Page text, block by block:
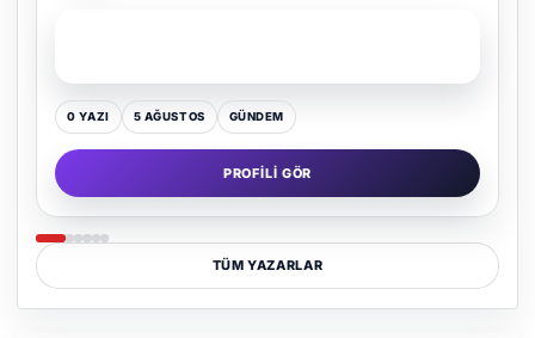
0 YAZI 16 TEMMUZ GÜNDEM
PROFILI GÖR
TÜM YAZARLAR